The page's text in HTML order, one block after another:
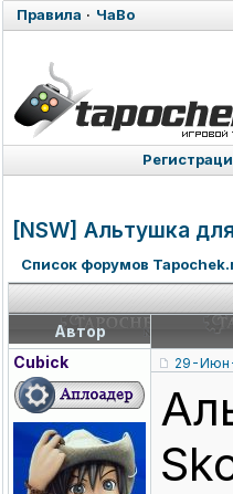
Правила · ЧаВо
[NSW] Альтушка
Список форумов
Автор
Cubick
29-